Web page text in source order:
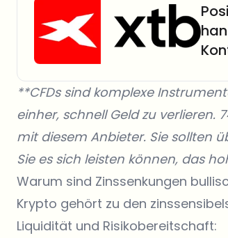
**CFDs sind komplexe
einher, schnell Geld zu verlieren.
mit diesem Anbieter. Sie sollten
Sie es sich leisten können, das
Warum sind Zinssenkungen
Krypto gehört zu den
Liquidität und Risikobereitschaft: